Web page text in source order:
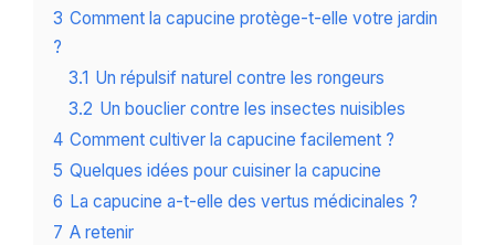
3 Comment la capucine protège-t-elle votre jardin
?
3.1 Un répulsif naturel contre les rongeurs
3.2 Un bouclier contre les insectes nuisibles
4 Comment cultiver la capucine facilement ?
5 Quelques idées pour cuisiner la capucine
6 La capucine a-t-elle des vertus médicinales ?
7 A retenir